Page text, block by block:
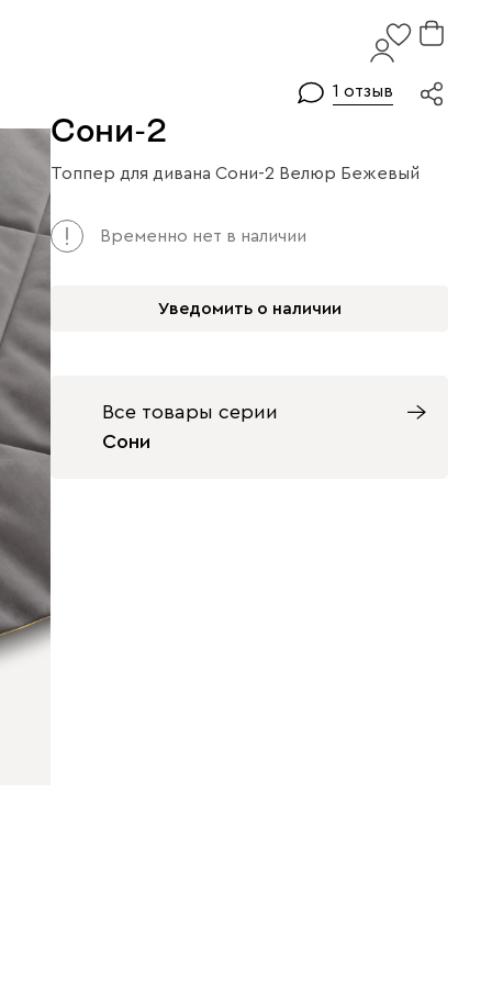
1 отзыв
Сони-2
Топпер для дивана Сони-2 Велюр Бежевый
Арт. 141288
Временно нет в наличии
Уведомить о наличии
Все товары серии
Сони